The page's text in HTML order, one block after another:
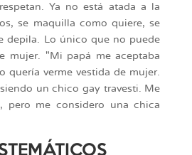
Ya no está atada a la
se maquilla como quiere, se
depila. Lo único que no puede
mujer. "Mi papá me aceptaba
quería verme vestida de mujer.
un chico gay travesti. Me
pero me considero una chica